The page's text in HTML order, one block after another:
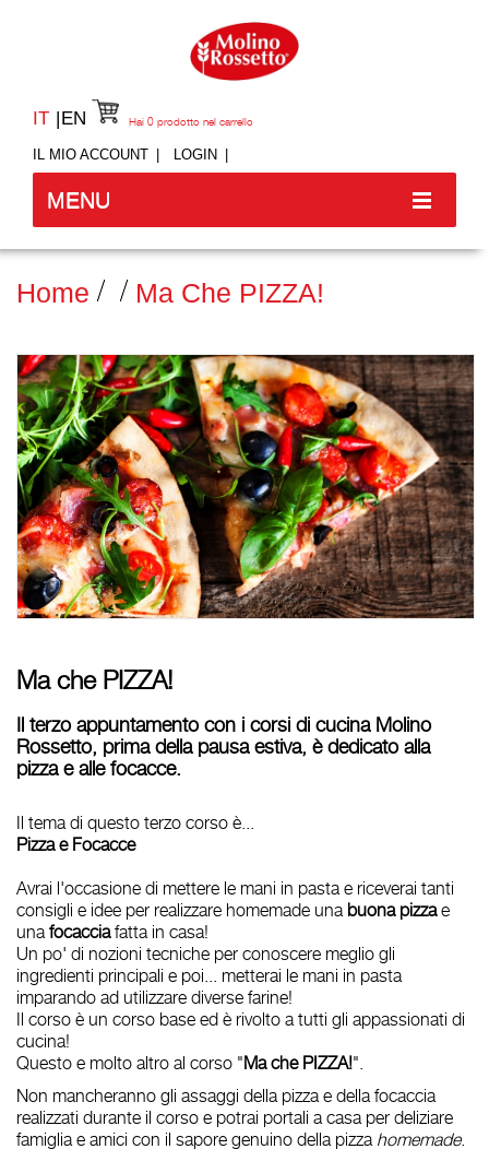
IT EN
IL MIO ACCOUNT LOGIN
Hai 0 prodotto nel carrello
MENU
Home Ma Che PIZZA!
Ma che PIZZA!
Il terzo appuntamento con i corsi di cucina Molino
Rossetto, prima della pausa estiva, è dedicato alla
pizza e alle focacce.
Il tema di questo terzo corso è...
Pizza e Focacce
Avrai l'occasione di mettere le mani in pasta e riceverai tanti
consigli e idee per realizzare homemade una buona pizzae
unafocacciafatta in casa!
Un po' di nozioni tecniche per conoscere meglio gli
ingredienti principali e poi... metterai le mani in pasta
imparando ad utilizzare diverse farine!
Il corso è un corso base ed è rivolto a tutti gli appassionati di
cucina!
Questo e molto altro al corso "Ma che PIZZA!".
Non mancheranno gli assaggi della pizza e della focaccia
realizzati durante il corso e potrai portali a casa per deliziare
famiglia e amici con il sapore genuino della pizzahomemade.